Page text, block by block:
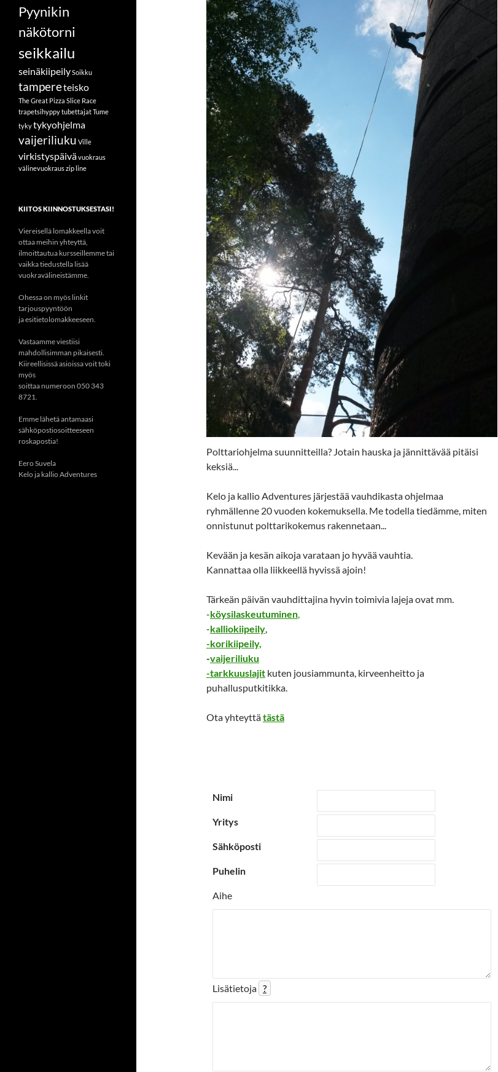
Polttariohjelma suunnitteilla? Jotain hauska ja jännittävää pitäisi
keksiä...
Kelo ja kallio Adventures järjestää vauhdikasta ohjelmaa
ryhmällenne 20 vuoden kokemuksella. Me todella tiedämme, miten
onnistunut polttarikokemus rakennetaan...
Kevään ja kesän aikoja varataan jo hyvää vauhtia.
Kannattaa olla liikkeellä hyvissä ajoin!
Tärkeän päivän vauhdittajina hyvin toimivia lajeja ovat mm.
-köysilaskeutuminen
-kalliokiipeily
-korikiipeily,
-vaijeriliuku
-tarkkuuslajit kuten jousiammunta, kirveenheitto ja
puhallusputkitikka.
Ota yhteyttätästä
Nimi
Yritys
Sähköposti
Puhelin
Aihe
Lisätietoja ?
Pyynikin
näkötorni
seikkailu
seinäkiipeilySoikku
tampereteisko
The Great Pizza Slice Race
trapetsihyppytubettajatTume
tykytykyohjelma
vaijeriliuku Ville
virkistyspäivävuokraus
välinevuokrauszip line
KIITOS KIINNOSTUKSESTASI!
Viereisellä lomakkeella voit
ottaa meihin yhteyttä,
ilmoittautua kursseillemme tai
vaikka tiedustella lisää
vuokravälineistämme.
Ohessa on myös linkit
tarjouspyyntöön
ja esitietolomakkeeseen.
Vastaamme viestiisi
mahdollisimman pikaisesti.
Kiireellisissä asioissa voit toki
myös
soittaa numeroon 050 343
8721.
Emme lähetä antamaasi
sähköpostiosoitteeseen
roskapostia!
Eero Suvela
Kelo ja kallio Adventures